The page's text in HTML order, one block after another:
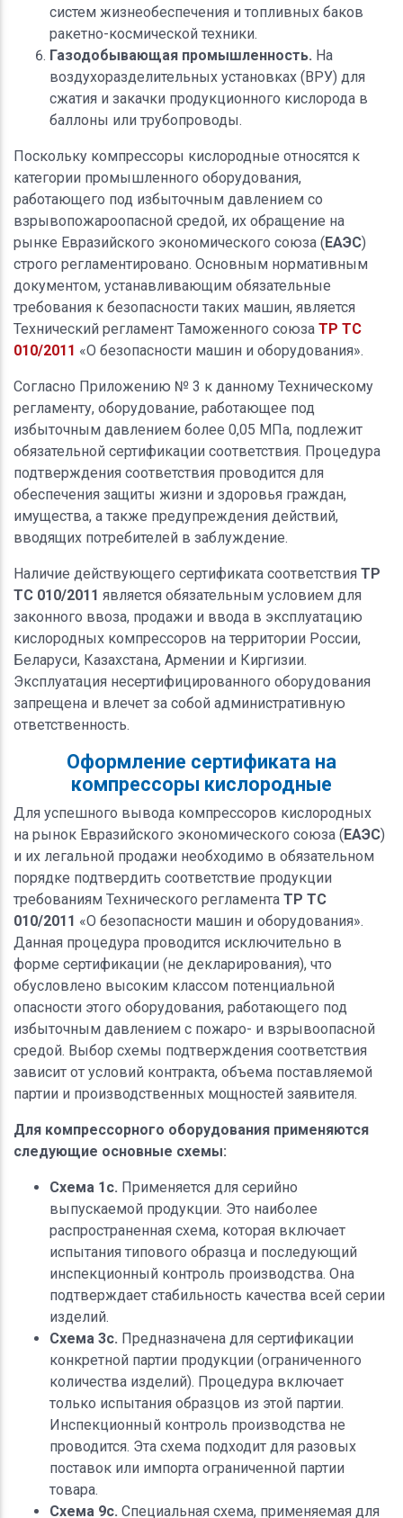
систем жизнеобеспечения и топливных баков
ракетно-космической техники.
Газодобывающая промышленность. На
воздухоразделительных установках (ВРУ) для
сжатия и закачки продукционного кислорода в
баллоны или трубопроводы.
Поскольку компрессоры кислородные относятся к
категории промышленного оборудования,
работающего под избыточным давлением со
взрывопожароопасной средой, их обращение на
рынке Евразийского экономического союза (ЕАЭС)
строго регламентировано. Основным нормативным
документом, устанавливающим обязательные
требования к безопасности таких машин, является
Технический регламент Таможенного союза ТР ТС
010/2011 «О безопасности машин и оборудования».
Согласно Приложению № 3 к данному Техническому
регламенту, оборудование, работающее под
избыточным давлением более 0,05 МПа, подлежит
обязательной сертификации соответствия. Процедура
подтверждения соответствия проводится для
обеспечения защиты жизни и здоровья граждан,
имущества, а также предупреждения действий,
вводящих потребителей в заблуждение.
Наличие действующего сертификата соответствия ТР
ТС 010/2011 является обязательным условием для
законного ввоза, продажи и ввода в эксплуатацию
кислородных компрессоров на территории России,
Беларуси, Казахстана, Армении и Киргизии.
Эксплуатация несертифицированного оборудования
запрещена и влечет за собой административную
ответственность.
Оформление сертификата на
компрессоры кислородные
Для успешного вывода компрессоров кислородных
на рынок Евразийского экономического союза (ЕАЭС)
и их легальной продажи необходимо в обязательном
порядке подтвердить соответствие продукции
требованиям Технического регламента ТР ТС
010/2011 «О безопасности машин и оборудования».
Данная процедура проводится исключительно в
форме сертификации (не декларирования), что
обусловлено высоким классом потенциальной
опасности этого оборудования, работающего под
избыточным давлением с пожаро- и взрывоопасной
средой. Выбор схемы подтверждения соответствия
зависит от условий контракта, объема поставляемой
партии и производственных мощностей заявителя.
Для компрессорного оборудования применяются
следующие основные схемы:
Схема 1с. Применяется для серийно
выпускаемой продукции. Это наиболее
распространенная схема, которая включает
испытания типового образца и последующий
инспекционный контроль производства. Она
подтверждает стабильность качества всей серии
изделий.
Схема 3с. Предназначена для сертификации
конкретной партии продукции (ограниченного
количества изделий). Процедура включает
только испытания образцов из этой партии.
Инспекционный контроль производства не
проводится. Эта схема подходит для разовых
поставок или импорта ограниченной партии
товара.
Схема 9с. Специальная схема, применяемая для